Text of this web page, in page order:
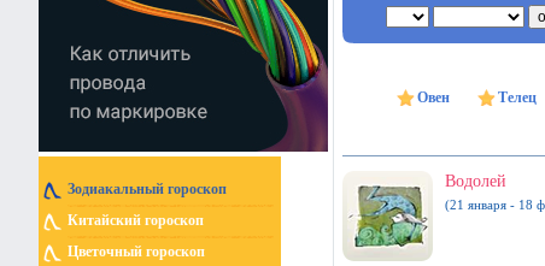
Зодиакальный гороскоп
Китайский гороскоп
Цветочный гороскоп
Овен Телец
Водолей
(21 января - 18